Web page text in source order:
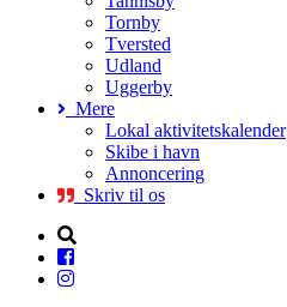
Tornby
Tversted
Udland
Uggerby
Mere
Lokal aktivitetskalender
Skibe i havn
Annoncering
Skriv til os